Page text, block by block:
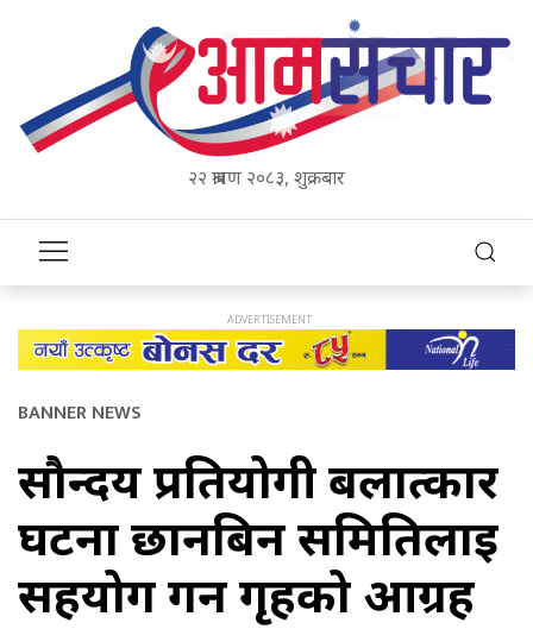
२२ श्रावण २०८३, शुक्रबार
BANNER NEWS
सौन्दर्य प्रतियोगी बलात्कार
घटना छानबिन समितिलाई
सहयोग गर्न गृहको आग्रह